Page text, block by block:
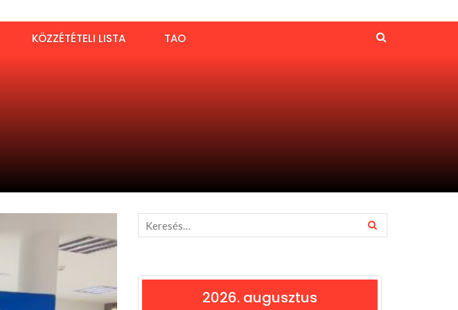
KÖZZÉTÉTELI LISTA TAO
2026. augusztus